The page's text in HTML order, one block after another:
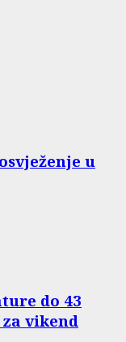
u
do 43
vikend